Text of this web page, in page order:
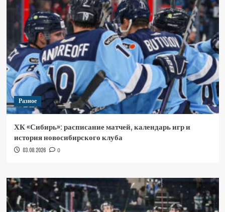
Разное
ХК «Сибирь»: расписание матчей, календарь игр и
история новосибирского клуба
03.08.2026 0